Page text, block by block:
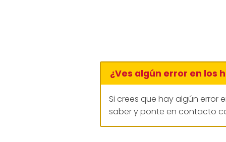
¿Ves algún error en los
Si crees que hay algún error
saber y ponte en contacto